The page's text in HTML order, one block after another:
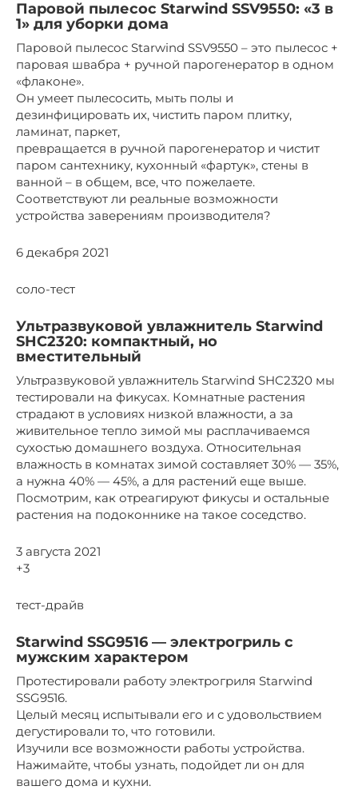
Паровой пылесос Starwind SSV9550: «3 в
1» для уборки дома
Паровой пылесос Starwind SSV9550 – это пылесос +
паровая швабра + ручной парогенератор в одном
«флаконе».
Он умеет пылесосить, мыть полы и
дезинфицировать их, чистить паром плитку,
ламинат, паркет,
превращается в ручной парогенератор и чистит
паром сантехнику, кухонный «фартук», стены в
ванной – в общем, все, что пожелаете.
Соответствуют ли реальные возможности
устройства заверениям производителя?
6 декабря 2021
соло-тест
Ультразвуковой увлажнитель Starwind
SHC2320: компактный, но
вместительный
Ультразвуковой увлажнитель Starwind SHC2320 мы
тестировали на фикусах. Комнатные растения
страдают в условиях низкой влажности, а за
живительное тепло зимой мы расплачиваемся
сухостью домашнего воздуха. Относительная
влажность в комнатах зимой составляет 30% — 35%,
а нужна 40% — 45%, а для растений еще выше.
Посмотрим, как отреагируют фикусы и остальные
растения на подоконнике на такое соседство.
3 августа 2021
+3
тест-драйв
Starwind SSG9516 — электрогриль с
мужским характером
Протестировали работу электрогриля Starwind
SSG9516.
Целый месяц испытывали его и с удовольствием
дегустировали то, что готовили.
Изучили все возможности работы устройства.
Нажимайте, чтобы узнать, подойдет ли он для
вашего дома и кухни.